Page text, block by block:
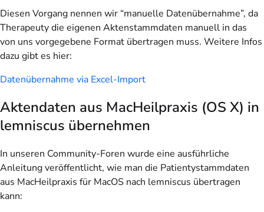
Diesen Vorgang nennen wir “manuelle Datenübernahme”, da
Therapeuty die eigenen Aktenstammdaten manuell in das
von uns vorgegebene Format übertragen muss. Weitere Infos
dazu gibt es hier:
Datenübernahme via Excel-Import
Aktendaten aus MacHeilpraxis (OS X) in
lemniscus übernehmen
In unseren Community-Foren wurde eine ausführliche
Anleitung veröffentlicht, wie man die Patientystammdaten
aus MacHeilpraxis für MacOS nach lemniscus übertragen
kann: